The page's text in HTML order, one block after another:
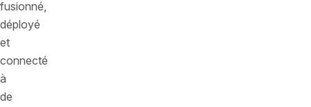
fusionné,
déployé
et
connecté
à
de